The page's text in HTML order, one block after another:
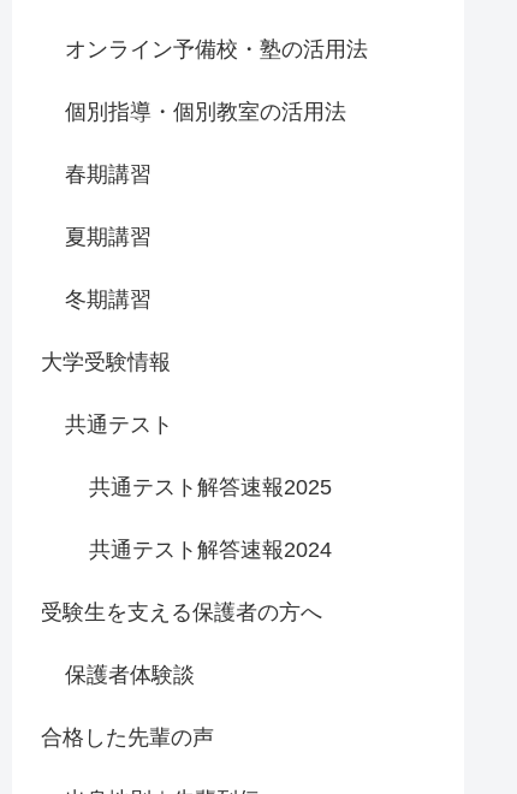
オンライン予備校・塾の活用法
個別指導・個別教室の活用法
春期講習
夏期講習
冬期講習
大学受験情報
共通テスト
共通テスト解答速報2025
共通テスト解答速報2024
受験生を支える保護者の方へ
保護者体験談
合格した先輩の声